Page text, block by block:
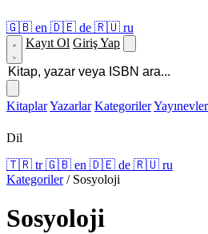
🇬🇧 en 🇩🇪 de 🇷🇺 ru
Kayıt Ol Giriş Yap
KitaplarYazarlar Kategoriler
Dil
🇹🇷 tr 🇬🇧 en 🇩🇪 de 🇷🇺 ru
Kategoriler / Sosyoloji
Sosyoloji